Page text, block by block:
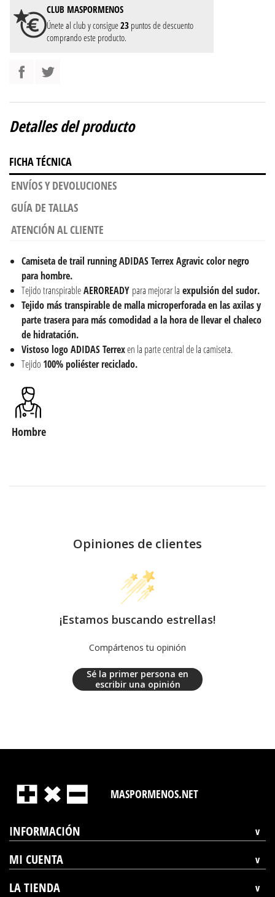
CLUB MASPORMENOS
Únete al club y consigue23 puntos de descuento
comprando este producto.
Detalles del producto
FICHA TÉCNICA
ENVÍOS Y DEVOLUCIONES
GUÍA DE TALLAS
ATENCIÓN AL CLIENTE
Camiseta de trail running ADIDAS Terrex Agravic color negro
para hombre.
Tejido transpirableAEROREADY para mejorar la expulsión del sudor.
Tejido más transpirable de malla microperforada en las axilas y
parte trasera para más comodidad a la hora de llevar el chaleco
de hidratación.
Vistoso logo ADIDAS Terrexen la parte central de la camiseta.
Tejido 100% poliéster reciclado.
Hombre
Opiniones de clientes
¡Estamos buscando estrellas!
Compártenos tu opinión
Sé la primer persona en
escribir una opinión
MASPORMENOS.NET
INFORMACIÓN
MI CUENTA
LA TIENDA